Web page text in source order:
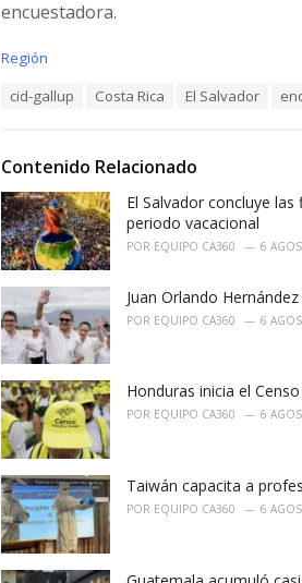
encuestadora.
C
r
i
e
s
:
Región
:
cid-gallup Costa Rica El Salvador
Contenido Relacionado
El Salvador concluye
periodo vacacional
POR EQUIPO CA360 6
Juan Orlando
POR EQUIPO CA360 6
Honduras inicia el
POR EQUIPO CA360 6
Taiwán capacita a
POR EQUIPO CA360 6